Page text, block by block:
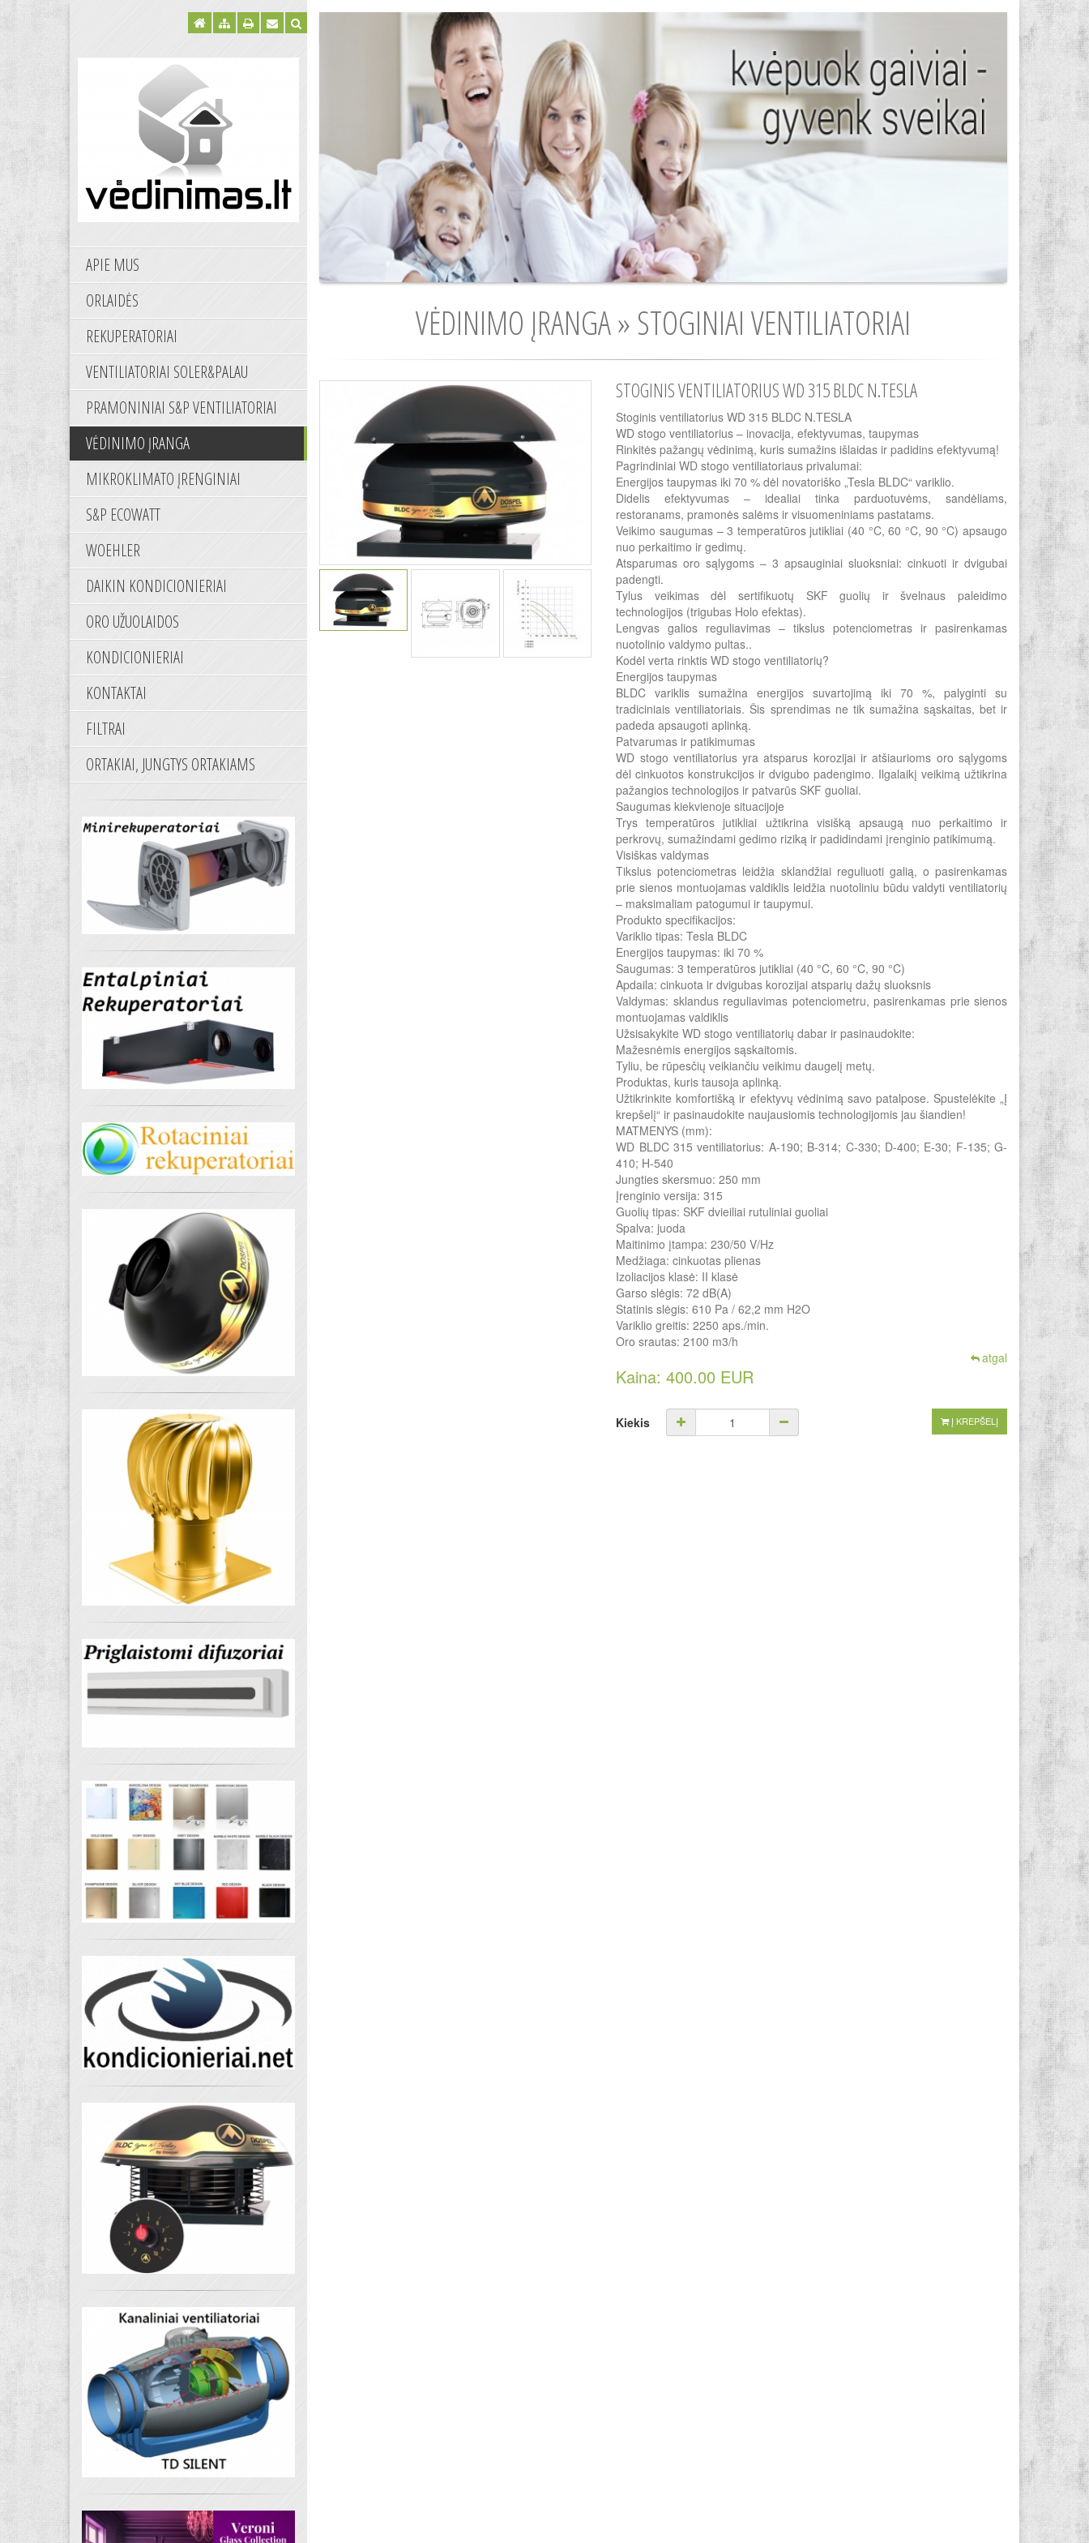
APIE MUS
ORLAIDĖS
REKUPERATORIAI
VENTILIATORIAI SOLER&PALAU
PRAMONINIAI S&P VENTILIATORIAI
VĖDINIMO ĮRANGA
MIKROKLIMATO ĮRENGINIAI
S&P ECOWATT
WOEHLER
DAIKIN KONDICIONIERIAI
ORO UŽUOLAIDOS
KONDICIONIERIAI
KONTAKTAI
FILTRAI
ORTAKIAI, JUNGTYS ORTAKIAMS
VĖDINIMO ĮRANGA » STOGINIAI VENTILIATORIAI
STOGINIS VENTILIATORIUS WD 315 BLDC N.TESLA
Stoginis ventiliatorius WD 315 BLDC N.TESLA
WD stogo ventiliatorius – inovacija, efektyvumas, taupymas
Rinkitės pažangų vėdinimą, kuris sumažins išlaidas ir padidins efektyvumą!
Pagrindiniai WD stogo ventiliatoriaus privalumai:
Energijos taupymas iki 70 % dėl novatoriško „Tesla BLDC“ variklio.
Didelis efektyvumas – idealiai tinka parduotuvėms, sandėliams,
restoranams, pramonės salėms ir visuomeniniams pastatams.
Veikimo saugumas – 3 temperatūros jutikliai (40 °C, 60 °C, 90 °C) apsaugo
nuo perkaitimo ir gedimų.
Atsparumas oro sąlygoms – 3 apsauginiai sluoksniai: cinkuoti ir dvigubai
padengti.
Tylus veikimas dėl sertifikuotų SKF guolių ir švelnaus paleidimo
technologijos (trigubas Holo efektas).
Lengvas galios reguliavimas – tikslus potenciometras ir pasirenkamas
nuotolinio valdymo pultas..
Kodėl verta rinktis WD stogo ventiliatorių?
Energijos taupymas
BLDC variklis sumažina energijos suvartojimą iki 70 %, palyginti su
tradiciniais ventiliatoriais. Šis sprendimas ne tik sumažina sąskaitas, bet ir
padeda apsaugoti aplinką.
Patvarumas ir patikimumas
WD stogo ventiliatorius yra atsparus korozijai ir atšiaurioms oro sąlygoms
dėl cinkuotos konstrukcijos ir dvigubo padengimo. Ilgalaikį veikimą užtikrina
pažangios technologijos ir patvarūs SKF guoliai.
Saugumas kiekvienoje situacijoje
Trys temperatūros jutikliai užtikrina visišką apsaugą nuo perkaitimo ir
perkrovų, sumažindami gedimo riziką ir padidindami įrenginio patikimumą.
Visiškas valdymas
Tikslus potenciometras leidžia sklandžiai reguliuoti galią, o pasirenkamas
prie sienos montuojamas valdiklis leidžia nuotoliniu būdu valdyti ventiliatorių
– maksimaliam patogumui ir taupymui.
Produkto specifikacijos:
Variklio tipas: Tesla BLDC
Energijos taupymas: iki 70 %
Saugumas: 3 temperatūros jutikliai (40 °C, 60 °C, 90 °C)
Apdaila: cinkuota ir dvigubas korozijai atsparių dažų sluoksnis
Valdymas: sklandus reguliavimas potenciometru, pasirenkamas prie sienos
montuojamas valdiklis
Užsisakykite WD stogo ventiliatorių dabar ir pasinaudokite:
Mažesnėmis energijos sąskaitomis.
Tyliu, be rūpesčių veikiančiu veikimu daugelį metų.
Produktas, kuris tausoja aplinką.
Užtikrinkite komfortišką ir efektyvų vėdinimą savo patalpose. Spustelėkite „Į
krepšelį“ ir pasinaudokite naujausiomis technologijomis jau šiandien!
MATMENYS (mm):
WD BLDC 315 ventiliatorius: A-190; B-314; C-330; D-400; E-30; F-135; G-
410; H-540
Jungties skersmuo: 250 mm
Įrenginio versija: 315
Guolių tipas: SKF dvieiliai rutuliniai guoliai
Spalva: juoda
Maitinimo įtampa: 230/50 V/Hz
Medžiaga: cinkuotas plienas
Izoliacijos klasė: II klasė
Garso slėgis: 72 dB(A)
Statinis slėgis: 610 Pa / 62,2 mm H2O
Variklio greitis: 2250 aps./min.
Oro srautas: 2100 m3/h
atgal
Kaina: 400.00 EUR
Kiekis Į KREPŠELĮ